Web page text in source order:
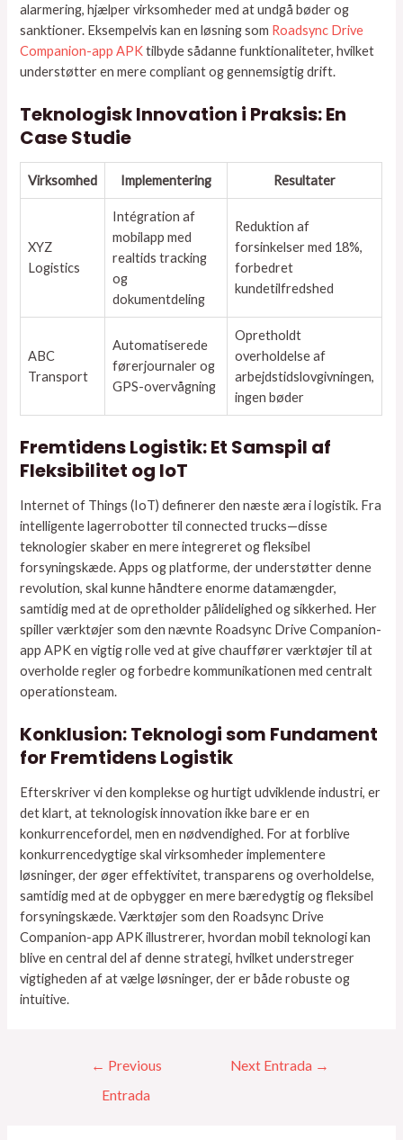
alarmering, hjælper virksomheder med at undgå bøder og
sanktioner. Eksempelvis kan en løsning som Roadsync Drive
Companion-app APKtilbyde sådanne funktionaliteter, hvilket
understøtter en mere compliant og gennemsigtig drift.
Teknologisk Innovation i Praksis: En
Case Studie
Virksomhed Implementering Resultater
XYZ
Logistics
Intégration af
mobilapp med
realtids tracking
og
dokumentdeling
Reduktion af
forsinkelser med 18%,
forbedret
kundetilfredshed
ABC
Transport
Automatiserede
førerjournaler og
GPS-overvågning
Opretholdt
overholdelse af
arbejdstidslovgivningen,
ingen bøder
Fremtidens Logistik: Et Samspil af
Fleksibilitet og IoT
Internet of Things (IoT) definerer den næste æra i logistik. Fra
intelligente lagerrobotter til connected trucks—disse
teknologier skaber en mere integreret og fleksibel
forsyningskæde. Apps og platforme, der understøtter denne
revolution, skal kunne håndtere enorme datamængder,
samtidig med at de opretholder pålidelighed og sikkerhed. Her
spiller værktøjer som den nævnte Roadsync Drive Companion-
app APK en vigtig rolle ved at give chauffører værktøjer til at
overholde regler og forbedre kommunikationen med centralt
operationsteam.
Konklusion: Teknologi som Fundament
for Fremtidens Logistik
Efterskriver vi den komplekse og hurtigt udviklende industri, er
det klart, at teknologisk innovation ikke bare er en
konkurrencefordel, men en nødvendighed. For at forblive
konkurrencedygtige skal virksomheder implementere
løsninger, der øger effektivitet, transparens og overholdelse,
samtidig med at de opbygger en mere bæredygtig og fleksibel
forsyningskæde. Værktøjer som den Roadsync Drive
Companion-app APK illustrerer, hvordan mobil teknologi kan
blive en central del af denne strategi, hvilket understreger
vigtigheden af at vælge løsninger, der er både robuste og
intuitive.
← Previous
Entrada
Next Entrada →